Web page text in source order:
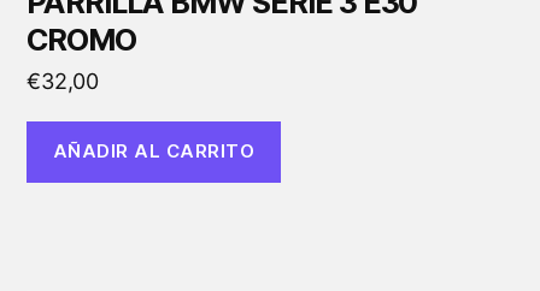
CROMO
€32,00
AÑADIR AL CARRITO